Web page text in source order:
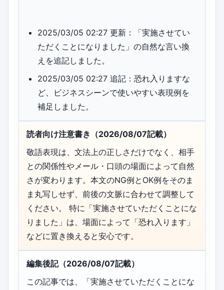
2025/03/05 02:27 更新：「実施させてい
ただくことになりました」の自然な言い換
えを追記しました。
2025/03/05 02:27 追記：恐れ入りますな
ど、ビジネスシーンで使いやすい表現例を
補足しました。
読者向け注意書き（2026/08/07記載）
敬語表現は、文法上の正しさだけでなく、相手
との関係性やメール・口頭の場面によって自然
さが変わります。本文のNG例とOK例をそのま
ま丸写しせず、前後の文脈に合わせて調整して
ください。 特に「実施させていただくことにな
りました」は、場面によって「恐れ入ります」
などに置き換えると安心です。
編集後記（2026/08/07記載）
この記事では、「実施させていただくことにな